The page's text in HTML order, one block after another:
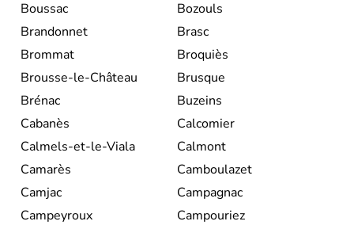
Boussac
Bozouls
Brandonnet
Brasc
Brommat
Broquiès
Brousse-le-Château
Brusque
Brénac
Buzeins
Cabanès
Calcomier
Calmels-et-le-Viala
Calmont
Camarès
Camboulazet
Camjac
Campagnac
Campeyroux
Campouriez